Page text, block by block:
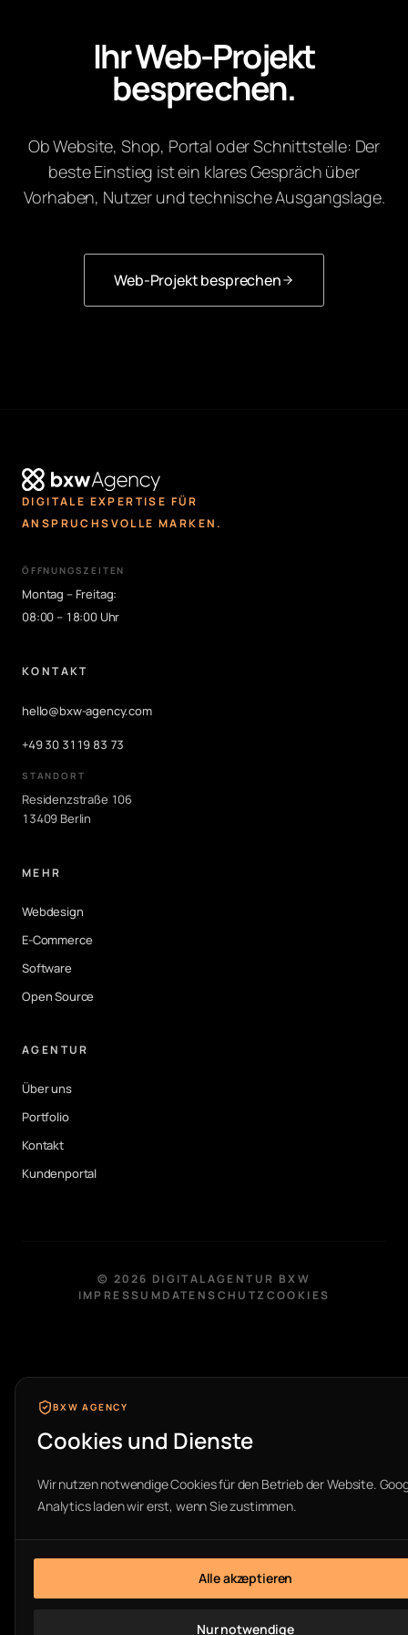
Ihr Web-Projekt
besprechen.
Ob Website, Shop, Portal oder Schnittstelle: Der
beste Einstieg ist ein klares Gespräch über
Vorhaben, Nutzer und technische Ausgangslage.
Web-Projekt besprechen
DIGITALE EXPERTISE FÜR
ANSPRUCHSVOLLE MARKEN.
ÖFFNUNGSZEITEN
Montag – Freitag:
08:00 – 18:00 Uhr
KONTAKT
hello@bxw-agency.com
+49 30 3119 83 73
STANDORT
Residenzstraße 106
13409 Berlin
MEHR
Webdesign
E-Commerce
Software
Open Source
AGENTUR
Über uns
Portfolio
Kontakt
Kundenportal
© 2026 DIGITALAGENTUR BXW
IMPRESSUMDATENSCHUTZCOOKIES
BXW AGENCY
Cookies und Dienste
Wir nutzen notwendige Cookies für den Betrieb der Website.
Analytics laden wir erst, wenn Sie zustimmen.
Alle akzeptieren
Nur notwendige